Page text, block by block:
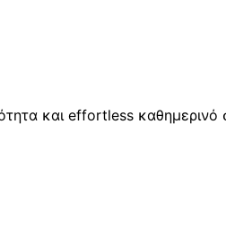
και effortless καθημερινό